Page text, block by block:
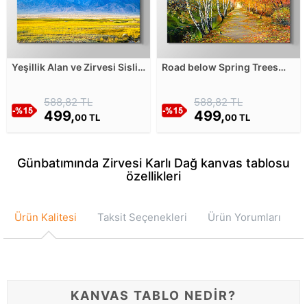
Yeşillik Alan ve Zirvesi Sisli
588,82 TL
499,00 TL
Road below Spring Trees
588,82 TL
499,00 TL
Günbatımında Zirvesi Karlı Dağ kanvas tablosu
özellikleri
Ürün Kalitesi Taksit Seçenekleri Ürün Yorumları
KANVAS TABLO NEDİR?